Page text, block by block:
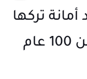
تركها
جندي تركي قبل أكثر من 100 عام